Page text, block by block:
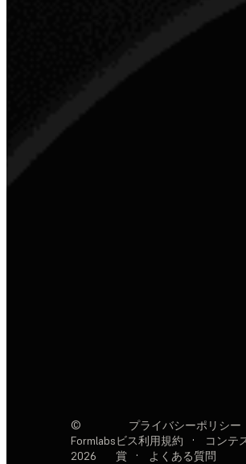
©
Formlabs
2026
プライバシーポリシー
ビス利用規約
·
コンテ
賞
· よくある質問